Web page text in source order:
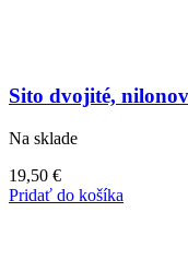
Sito dvojité,
Na sklade
19,50 €
Pridať do košíka